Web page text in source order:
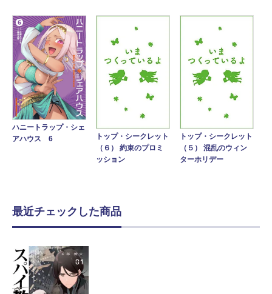
ハニートラップ・シェ
アハウス 6
トップ・シークレット
（６） 約束のプロミ
ッション
トップ・シークレット
（５） 混乱のウィン
ターホリデー
最近チェックした商品